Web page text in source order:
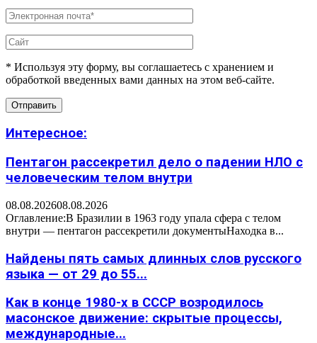
* Используя эту форму, вы соглашаетесь с хранением и
обработкой введенных вами данных на этом веб-сайте.
Интересное:
Пентагон рассекретил дело о падении НЛО с
человеческим телом внутри
08.08.202608.08.2026
Оглавление:В Бразилии в 1963 году упала сфера с телом
внутри — пентагон рассекретили документыНаходка в...
Найдены пять самых длинных слов русского
языка — от 29 до 55...
Как в конце 1980-х в СССР возродилось
масонское движение: скрытые процессы,
международные...